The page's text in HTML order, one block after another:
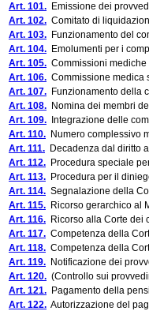
Art. 101. Emissione dei
Art. 102. Comitato di
Art. 103. Funzionamento del
Art. 104. Emolumenti per i
Art. 105. Commissioni
Art. 106. Commissione medica
Art. 107. Funzionamento della
Art. 108. Nomina dei membri
Art. 109. Integrazione delle
Art. 110. Numero complessivo
Art. 111. Decadenza dal diritto
Art. 112. Procedura speciale
Art. 113. Procedura per il
Art. 114. Segnalazione della
Art. 115. Ricorso gerarchico al
Art. 116. Ricorso alla Corte dei
Art. 117. Competenza della
Art. 118. Competenza della
Art. 119. Notificazione dei
Art. 120. (Controllo sui
Art. 121. Pagamento della
Art. 122. Autorizzazione del